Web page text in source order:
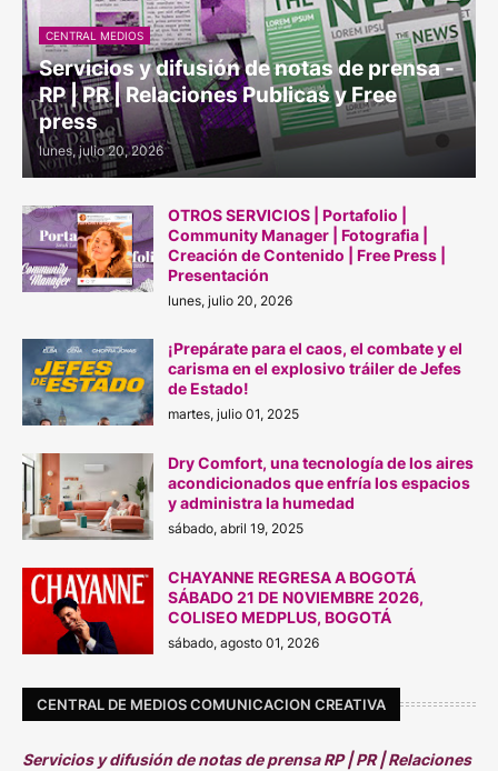
CENTRAL MEDIOS
Servicios y difusión de notas de prensa -
RP | PR | Relaciones Publicas y Free
press
lunes, julio 20, 2026
OTROS SERVICIOS | Portafolio |
Community Manager | Fotografia |
Creación de Contenido | Free Press |
Presentación
lunes, julio 20, 2026
¡Prepárate para el caos, el combate y el
carisma en el explosivo tráiler de Jefes
de Estado!
martes, julio 01, 2025
Dry Comfort, una tecnología de los aires
acondicionados que enfría los espacios
y administra la humedad
sábado, abril 19, 2025
CHAYANNE REGRESA A BOGOTÁ
SÁBADO 21 DE N0VIEMBRE 2026,
COLISEO MEDPLUS, BOGOTÁ
sábado, agosto 01, 2026
CENTRAL DE MEDIOS COMUNICACION CREATIVA
Servicios y difusión de notas de prensa RP | PR | Relaciones